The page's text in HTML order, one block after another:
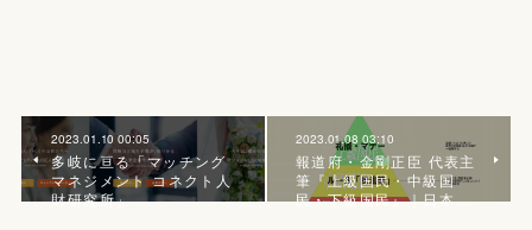
2023.01.10 00:05
多岐に亘る「マッチング
マネジメント コネクト人
財研究所」
2023.01.08 03:10
報道府・金剛正臣 代表主
筆『上級国民・中級国
民・下級国民』｜日本…